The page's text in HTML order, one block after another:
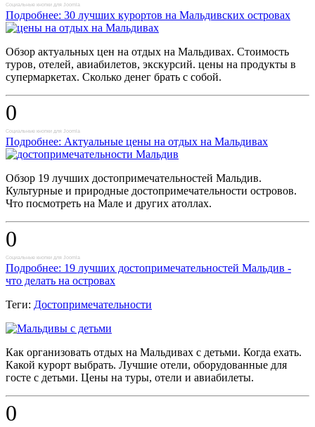
Социальные кнопки для Joomla
Подробнее: 30 лучших курортов на Мальдивских островах
Обзор актуальных цен на отдых на Мальдивах. Стоимость
туров, отелей, авиабилетов, экскурсий. цены на продукты в
супермаркетах. Сколько денег брать с собой.
0
Социальные кнопки для Joomla
Подробнее: Актуальные цены на отдых на Мальдивах
Обзор 19 лучших достопримечательностей Мальдив.
Культурные и природные достопримечательности островов.
Что посмотреть на Мале и других атоллах.
0
Социальные кнопки для Joomla
Подробнее: 19 лучших достопримечательностей Мальдив -
что делать на островах
Теги: Достопримечательности
Как организовать отдых на Мальдивах с детьми. Когда ехать.
Какой курорт выбрать. Лучшие отели, оборудованные для
госте с детьми. Цены на туры, отели и авиабилеты.
0